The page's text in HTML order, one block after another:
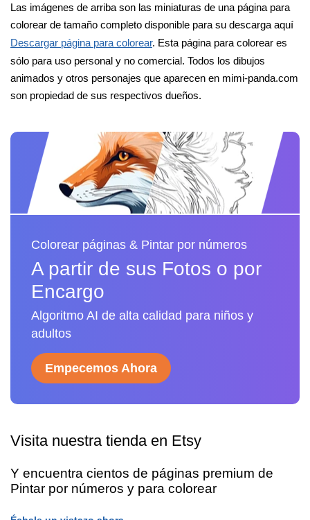
Las imágenes de arriba son las miniaturas de una página para
colorear de tamaño completo disponible para su descarga aquí
Descargar página para colorear. Esta página para colorear es
sólo para uso personal y no comercial. Todos los dibujos
animados y otros personajes que aparecen en mimi-panda.com
son propiedad de sus respectivos dueños.
Colorear páginas & Pintar por números
A partir de sus Fotos o por
Encargo
Algoritmo AI de alta calidad para niños y
adultos
Empecemos Ahora
Visita nuestra tienda en Etsy
Y encuentra cientos de páginas premium de
Pintar por números y para colorear